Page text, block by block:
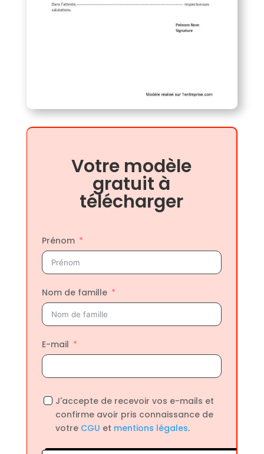
Votre modèle
gratuit à
télécharger
Prénom
Nom de famille
E-mail
J'accepte de recevoir vos e-mails et
confirme avoir pris connaissance de
votre CGU et mentions légales.